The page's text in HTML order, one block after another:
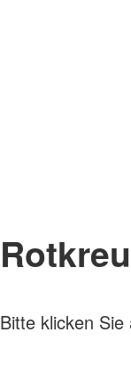
Bitte klicken